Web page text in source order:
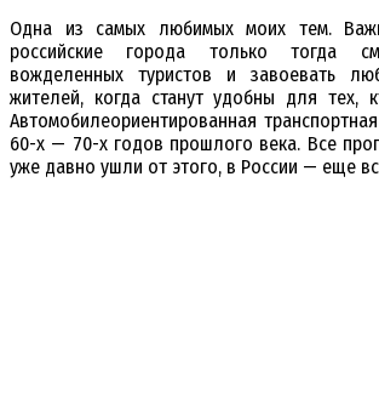
Одна из самых любимых моих тем.
российские города только тогда
вожделенных туристов и завоевать
жителей, когда станут удобны для тех,
Автомобилеориентированная
60-х — 70-х годов прошлого века. Все
уже давно ушли от этого, в России — еще